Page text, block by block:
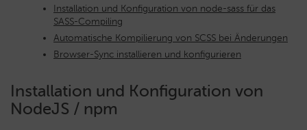
Installation und Konfiguration von node-sass für das
SASS-Compiling
Automatische Kompilierung von SCSS bei Änderungen
Browser-Sync installieren und konfigurieren
Installation und Konfiguration von
NodeJS / npm